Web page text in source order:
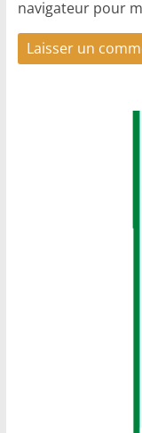
navigateur pour